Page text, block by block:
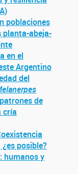
poblaciones
planta-abeja-
en el
Argentino
del
de
cría
posible?
humanos y